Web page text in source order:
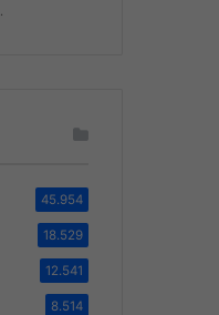
45.954
18.529
12.541
8.514